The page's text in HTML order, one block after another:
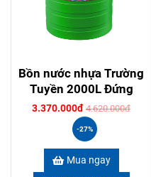
Bồn nước nhựa Trường
Tuyền 2000L Đứng
3.370.000đ 4.620.000đ
-27%
Mua ngay